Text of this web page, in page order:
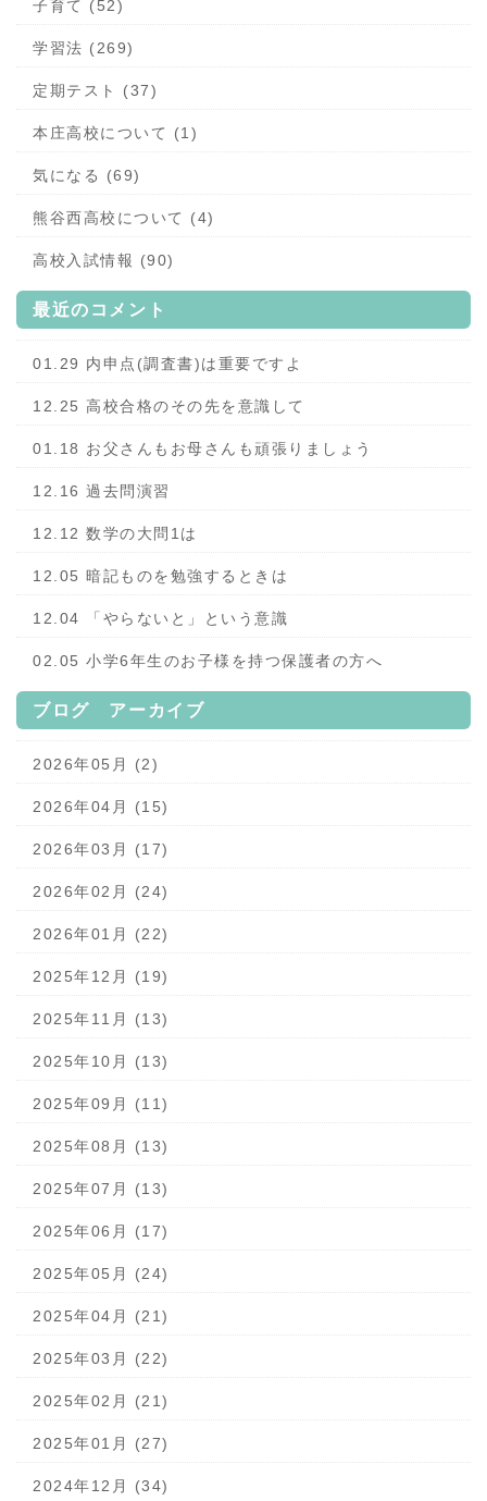
子育て (52)
学習法 (269)
定期テスト (37)
本庄高校について (1)
気になる (69)
熊谷西高校について (4)
高校入試情報 (90)
最近のコメント
01.29 内申点(調査書)は重要ですよ
12.25 高校合格のその先を意識して
01.18 お父さんもお母さんも頑張りましょう
12.16 過去問演習
12.12 数学の大問1は
12.05 暗記ものを勉強するときは
12.04 「やらないと」という意識
02.05 小学6年生のお子様を持つ保護者の方へ
ブログ アーカイブ
2026年05月 (2)
2026年04月 (15)
2026年03月 (17)
2026年02月 (24)
2026年01月 (22)
2025年12月 (19)
2025年11月 (13)
2025年10月 (13)
2025年09月 (11)
2025年08月 (13)
2025年07月 (13)
2025年06月 (17)
2025年05月 (24)
2025年04月 (21)
2025年03月 (22)
2025年02月 (21)
2025年01月 (27)
2024年12月 (34)